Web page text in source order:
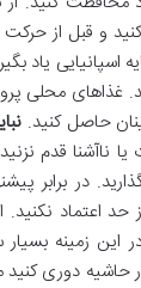
و قبل از
یاد
محلی
حاصل کنید.
ناآشنا قدم
در برابر
اعتماد نکنید.
این زمینه
دوری کنید